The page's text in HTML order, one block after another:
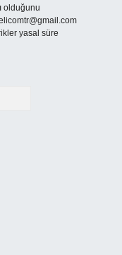
olduğunu
yasal süre